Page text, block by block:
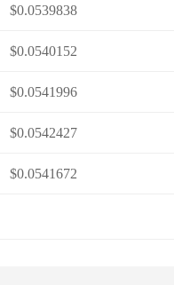
$0.0539838
$0.0540152
$0.0541996
$0.0542427
$0.0541672